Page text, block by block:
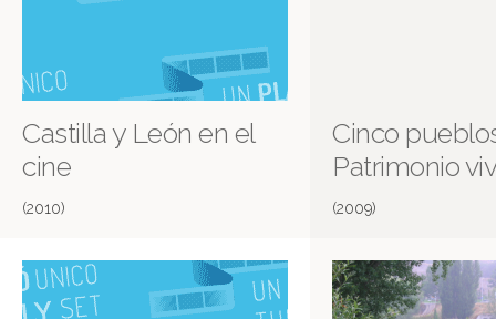
Castilla y León en el
cine
(2010)
Burgos, Valladolid, Segovia, Ávila,
Soria
Cinco
Patrimonio
(2009)